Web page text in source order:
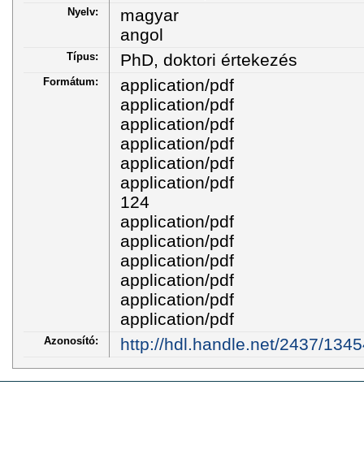
Nyelv:
magyar
angol
Típus: PhD, doktori értekezés
Formátum:
application/pdf
application/pdf
application/pdf
application/pdf
application/pdf
application/pdf
124
application/pdf
application/pdf
application/pdf
application/pdf
application/pdf
application/pdf
Azonosító: http://hdl.handle.net/2437/